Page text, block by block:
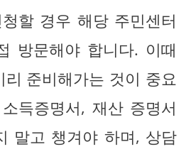
할 경우 해당 주민센터
방문해야 합니다. 이때
준비해가는 것이 중요
득증명서, 재산 증명서
말고 챙겨야 하며, 상담